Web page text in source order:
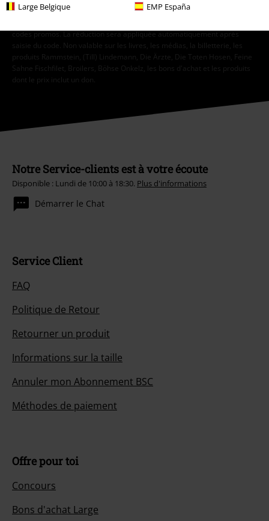
Large Belgique EMP España
codes promos. La réduction sera appliquée automatiquement après
saisie du code. Non valable sur les livres, les médias, la billetterie, les
produits Rammstein, (Till) Lindemann, Die Ärzte, Die Toten Hosen, Feine
Sahne Fischfilet, Broilers, Böhse Onkelz, les bons d'achat et les produits
dont le prix inclut un don.
Notre Service-clients est à votre écoute
Disponible : Lundi de 10:00 à 18:30. Plus d'informations
Démarrer le Chat
Service Client
FAQ
Politique de Retour
Retourner un produit
Informations sur la taille
Annuler mon Abonnement BSC
Méthodes de paiement
Offre pour toi
Concours
Bons d'achat Large